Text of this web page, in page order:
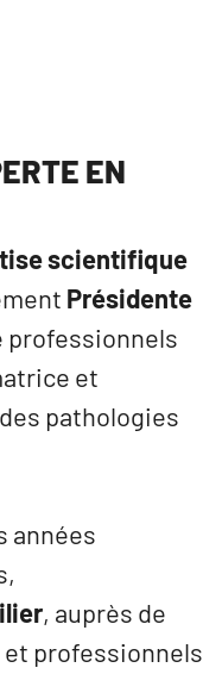
EN
scientifique
Présidente
professionnels
et
pathologies
années
, auprès de
professionnels